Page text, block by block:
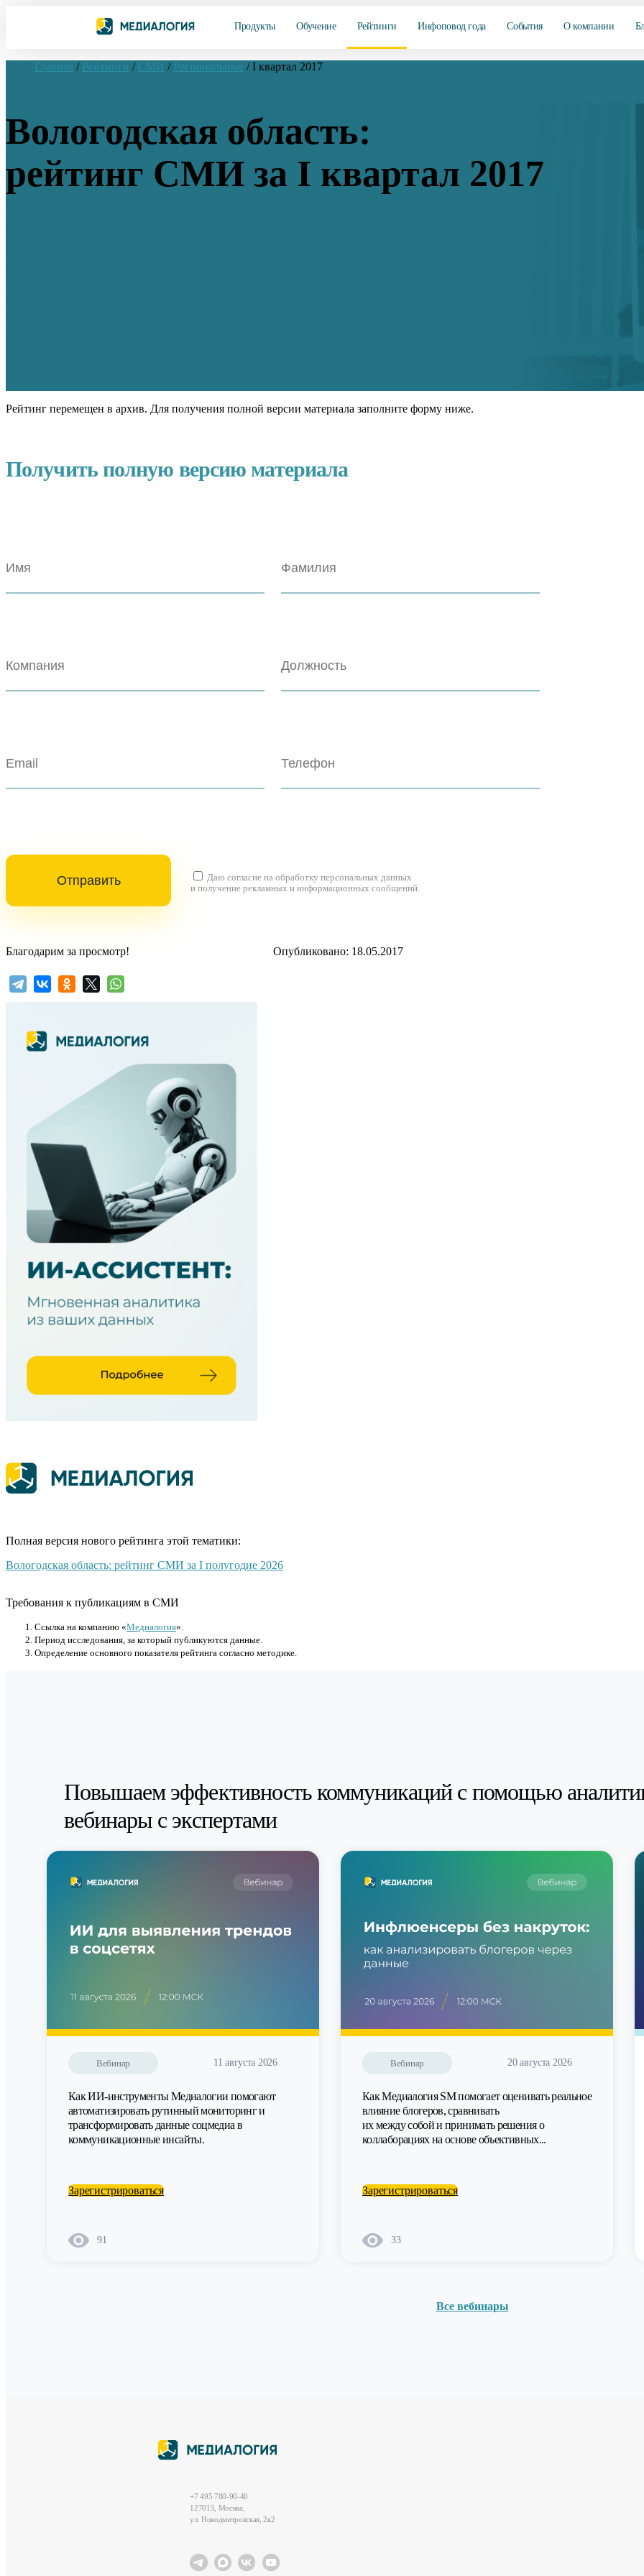
Продукты Обучение Рейтинги Инфоповод года События О компании
Главная / Рейтинги / СМИ / Региональные / I квартал 2017
Вологодская область:
рейтинг СМИ за I квартал 2017
Рейтинг перемещен в архив. Для получения полной версии материала заполните форму ниже.
Получить полную версию материала
Даю согласие на обработку персональных данных
и получение рекламных и информационных сообщений.
Благодарим за просмотр! Опубликовано: 18.05.2017
Полная версия нового рейтинга этой тематики:
Вологодская область: рейтинг СМИ за I полугодие 2026
Требования к публикациям в СМИ
Cсылка на компанию «Медиалогия».
Период исследования, за который публикуются данные.
Определение основного показателя рейтинга согласно методике.
Повышаем эффективность коммуникаций с помощью
вебинары с экспертами
Вебинар 11 августа 2026
Как ИИ-инструменты Медиалогии помогают
автоматизировать рутинный мониторинг и
трансформировать данные соцмедиа в
коммуникационные инсайты.
Зарегистрироваться
91
Вебинар 20 августа 2026
Как Медиалогия SM помогает оценивать реальное
влияние блогеров, сравнивать
их между собой и принимать решения о
коллаборациях на основе объективных...
Зарегистрироваться
33
Все вебинары
+7 495 780-90-40
127015, Москва,
ул. Новодмитровская, 2к2